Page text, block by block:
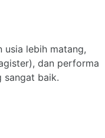
usia lebih matang,
dan performa
sangat baik.